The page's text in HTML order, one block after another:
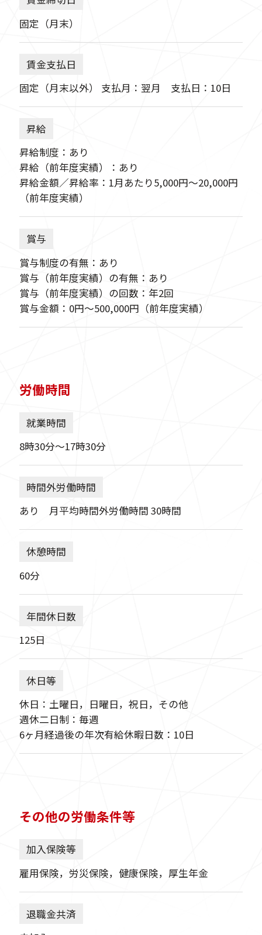
固定（月末）
賃金支払日
固定（月末以外） 支払月：翌月 支払日：10日
昇給
昇給制度：あり
昇給（前年度実績）：あり
昇給金額／昇給率：1月あたり5,000円〜20,000円
（前年度実績）
賞与
賞与制度の有無：あり
賞与（前年度実績）の有無：あり
賞与（前年度実績）の回数：年2回
賞与金額：0円〜500,000円（前年度実績）
労働時間
就業時間
8時30分〜17時30分
時間外労働時間
あり 月平均時間外労働時間 30時間
休憩時間
60分
年間休日数
125日
休日等
休日：土曜日，日曜日，祝日，その他
週休二日制：毎週
6ヶ月経過後の年次有給休暇日数：10日
その他の労働条件等
加入保険等
雇用保険，労災保険，健康保険，厚生年金
退職金共済